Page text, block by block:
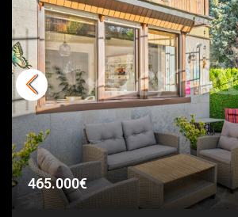
465.000€